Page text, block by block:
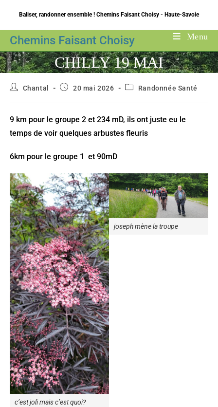
content
Baliser, randonner ensemble ! Chemins Faisant Choisy - Haute-Savoie
Chemins Faisant Choisy Menu
CHILLY 19 MAI
Auteur/autrice
Chantal
Publication
20 mai 2026
PostRandonnée Santé
9 km pour le groupe 2 et 234 mD, ils ont juste eu le
temps de voir quelques arbustes fleuris
6km pour le groupe 1 et 90mD
c’est joli mais c’est quoi?
joseph mène la troupe